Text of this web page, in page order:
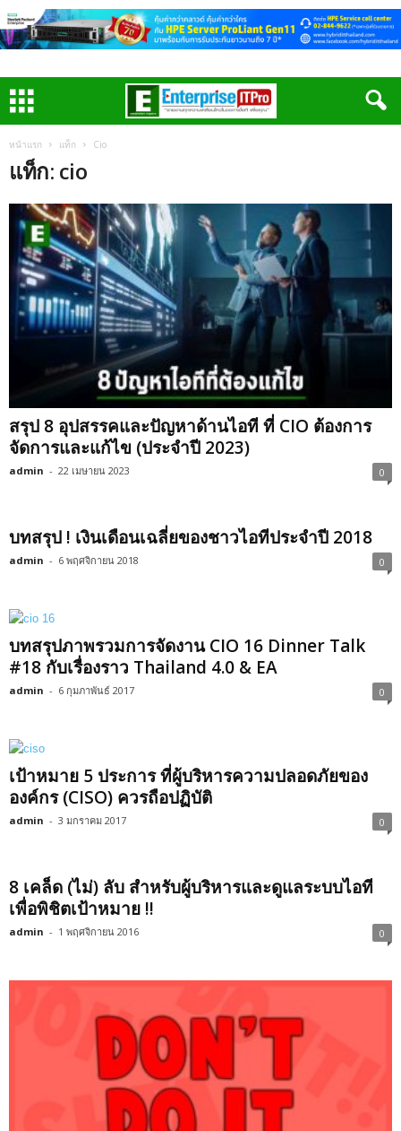
หน้าแรก แท็ก Cio
แท็ก: cio
สรุป 8 อุปสรรคและปัญหาด้านไอที ที่ CIO ต้องการ
จัดการและแก้ไข (ประจำปี 2023)
admin - 22 เมษายน 2023 0
บทสรุป ! เงินเดือนเฉลี่ยของชาวไอทีประจำปี 2018
admin - 6 พฤศจิกายน 2018 0
บทสรุปภาพรวมการจัดงาน CIO 16 Dinner Talk
#18 กับเรื่องราว Thailand 4.0 & EA
admin - 6 กุมภาพันธ์ 2017 0
เป้าหมาย 5 ประการ ที่ผู้บริหารความปลอดภัยของ
องค์กร (CISO) ควรถือปฏิบัติ
admin - 3 มกราคม 2017 0
8 เคล็ด (ไม่) ลับ สำหรับผู้บริหารและดูแลระบบไอที
เพื่อพิชิตเป้าหมาย !!
admin - 1 พฤศจิกายน 2016 0